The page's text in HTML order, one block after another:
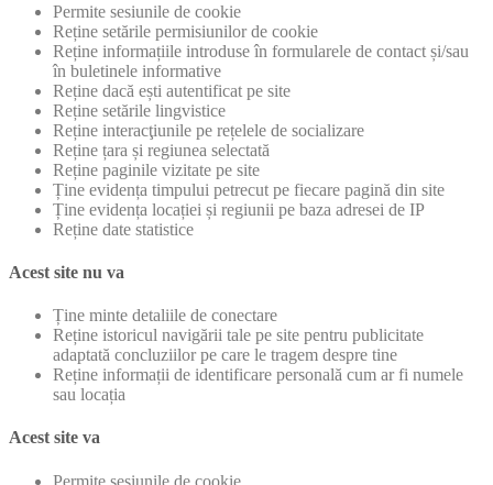
Permite sesiunile de cookie
Reține setările permisiunilor de cookie
Reține informațiile introduse în formularele de contact și/sau
în buletinele informative
Reține dacă ești autentificat pe site
Reține setările lingvistice
Reține interacţiunile pe rețelele de socializare
Reține țara și regiunea selectată
Reține paginile vizitate pe site
Ține evidența timpului petrecut pe fiecare pagină din site
Ține evidența locației și regiunii pe baza adresei de IP
Reține date statistice
Acest site nu va
Ține minte detaliile de conectare
Reține istoricul navigării tale pe site pentru publicitate
adaptată concluziilor pe care le tragem despre tine
Reține informații de identificare personală cum ar fi numele
sau locația
Acest site va
Permite sesiunile de cookie